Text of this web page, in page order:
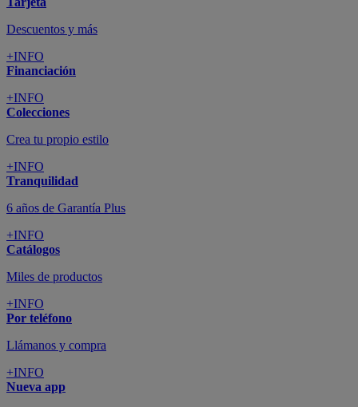
Descuentos y más
+INFO
Financiación
+INFO
Colecciones
Crea tu propio estilo
+INFO
Tranquilidad
6 años de Garantía Plus
+INFO
Catálogos
Miles de productos
+INFO
Por teléfono
Llámanos y compra
+INFO
Nueva app